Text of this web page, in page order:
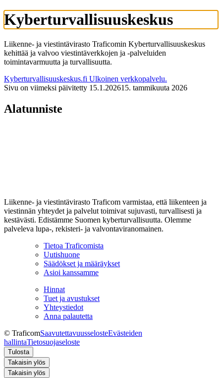
Kyberturvallisuuskeskus
Liikenne- ja viestintävirasto Traficomin Kyberturvallisuuskeskus
kehittää ja valvoo viestintäverkkojen ja -palveluiden
toimintavarmuutta ja turvallisuutta.
Kyberturvallisuuskeskus.fi Ulkoinen verkkopalvelu.
Sivu on viimeksi päivitetty 15.1.202615. tammikuuta 2026
Alatunniste
Liikenne- ja viestintävirasto Traficom varmistaa, että liikenteen ja
viestinnän yhteydet ja palvelut toimivat sujuvasti, turvallisesti ja
kestävästi. Edistämme Suomen kyberturvallisuutta. Olemme
palveleva lupa-, rekisteri- ja valvontaviranomainen.
Tietoa Traficomista
Uutishuone
Säädökset ja määräykset
Asioi kanssamme
Hinnat
Tuet ja avustukset
Yhteystiedot
Anna palautetta
© TraficomSaavutettavuusselosteEvästeiden
hallintaTietosuojaseloste
Tulosta
Takaisin ylös
Takaisin ylös